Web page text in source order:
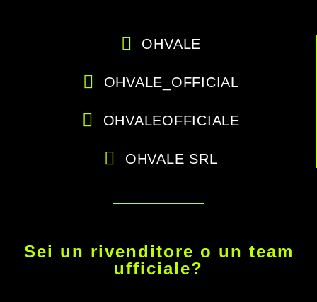
OHVALE
OHVALE_OFFICIAL
OHVALEOFFICIALE
OHVALE SRL
Sei un rivenditore o un team
ufficiale?